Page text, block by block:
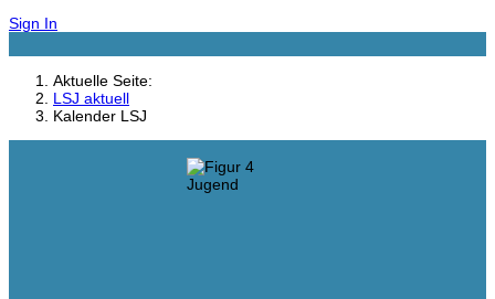
Sign In
Aktuelle Seite:
LSJ aktuell
Kalender LSJ